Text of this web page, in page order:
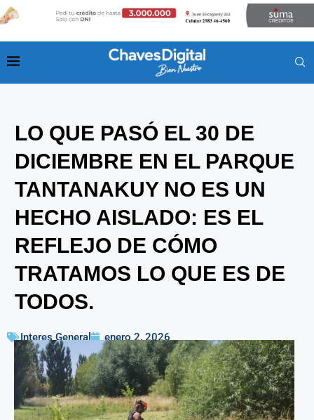
LO QUE PASÓ EL 30 DE
DICIEMBRE EN EL PARQUE
TANTANAKUY NO ES UN
HECHO AISLADO: ES EL
REFLEJO DE CÓMO
TRATAMOS LO QUE ES DE
TODOS.
Interes General enero 2, 2026